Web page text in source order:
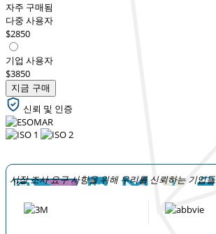
자주 구매됨
다중 사용자
$2850
기업 사용자
$3850
지금 구매
신뢰 및 인증
시장 조사 요구 사항을 위해 우리를 신뢰하는 기업들